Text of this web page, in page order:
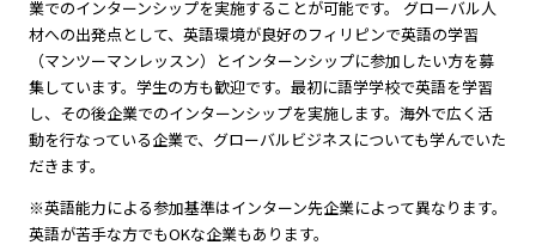
業でのインターンシップを実施することが可能です。 グローバル人
材への出発点として、英語環境が良好のフィリピンで英語の学習
（マンツーマンレッスン）とインターンシップに参加したい方を募
集しています。学生の方も歓迎です。最初に語学学校で英語を学習
し、その後企業でのインターンシップを実施します。海外で広く活
動を行なっている企業で、グローバルビジネスについても学んでいた
だきます。
※英語能力による参加基準はインターン先企業によって異なります。
英語が苦手な方でもOKな企業もあります。